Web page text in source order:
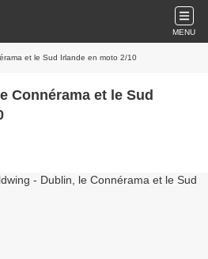
MENU
et le Sud Irlande en moto 2/10
Connérama et le Sud